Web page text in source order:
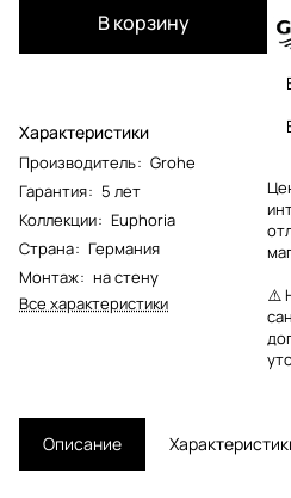
В корзину
Характеристики
Производитель: Grohe
Гарантия: 5 лет
Коллекции: Euphoria
Страна: Германия
Монтаж: на стену
Все характеристики
⚠️
Описание